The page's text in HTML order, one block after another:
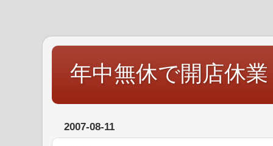
年中無休で開店休業
2007-08-11